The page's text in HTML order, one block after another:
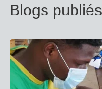
Blogs publiés